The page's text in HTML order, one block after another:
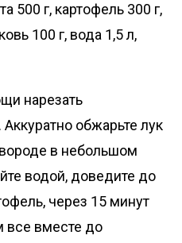
500 г, картофель 300 г,
100 г, вода 1,5 л,
нарезать
обжарьте лук
в небольшом
водой, доведите до
через 15 минут
все вместе до